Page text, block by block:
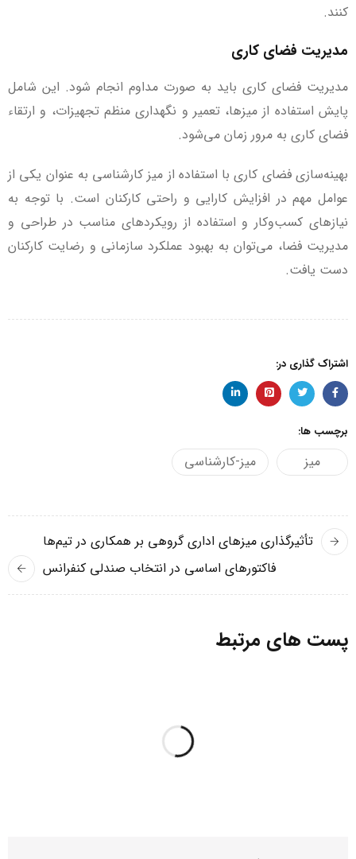
کنند.
مدیریت فضای کاری
مدیریت فضای کاری باید به صورت مداوم انجام شود. این شامل
پایش استفاده از میزها، تعمیر و نگهداری منظم تجهیزات، و ارتقاء
فضای کاری به مرور زمان می‌شود.
بهینه‌سازی فضای کاری با استفاده از میز کارشناسی به عنوان یکی از
عوامل مهم در افزایش کارایی و راحتی کارکنان است. با توجه به
نیازهای کسب‌وکار و استفاده از رویکردهای مناسب در طراحی و
مدیریت فضا، می‌توان به بهبود عملکرد سازمانی و رضایت کارکنان
دست یافت.
اشتراک گذاری در:
برچسب ها:
میز میز-کارشناسی
تأثیرگذاری میزهای اداری گروهی بر همکاری در تیم‌ها
فاکتورهای اساسی در انتخاب صندلی کنفرانس
پست های مرتبط